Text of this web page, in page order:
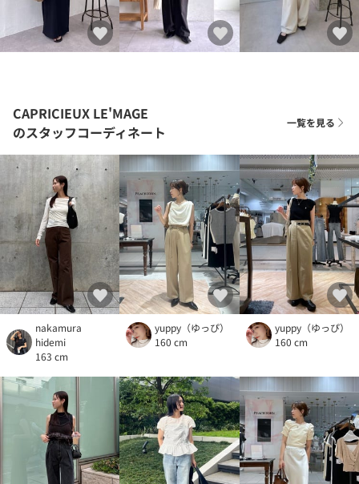
CAPRICIEUX LE'MAGE
のスタッフコーディネート
一覧を見る
nakamura
hidemi
163 cm
yuppy（ゆっぴ）
160 cm
yuppy（ゆっぴ）
160 cm